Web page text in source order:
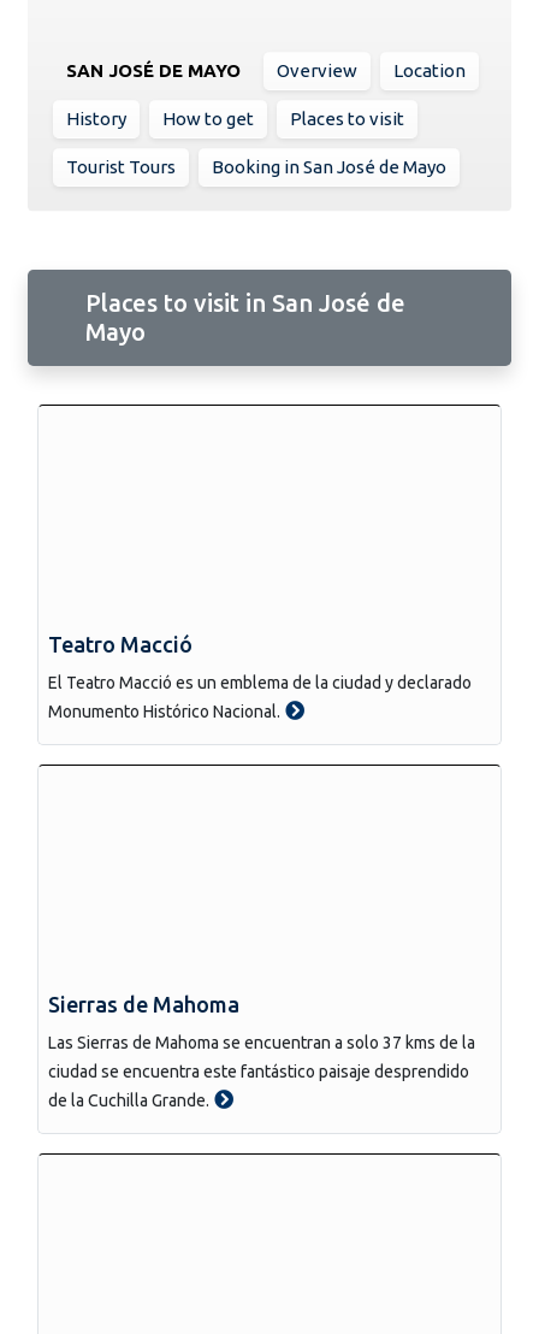
SAN JOSÉ DE MAYO Overview Location
History How to get Places to visit
Tourist Tours Booking in San José de Mayo
Places to visit in San José de
Mayo
Teatro Macció
El Teatro Macció es un emblema de la ciudad y declarado
Monumento Histórico Nacional.
Sierras de Mahoma
Las Sierras de Mahoma se encuentran a solo 37 kms de la
ciudad se encuentra este fantástico paisaje desprendido
de la Cuchilla Grande.